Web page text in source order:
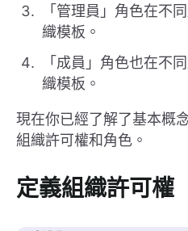
「管理員」角色在不
織模板。
「成員」角色也在不
織模板。
現在你已經了解了基本概
組織許可權和角色。
定義組織許可權